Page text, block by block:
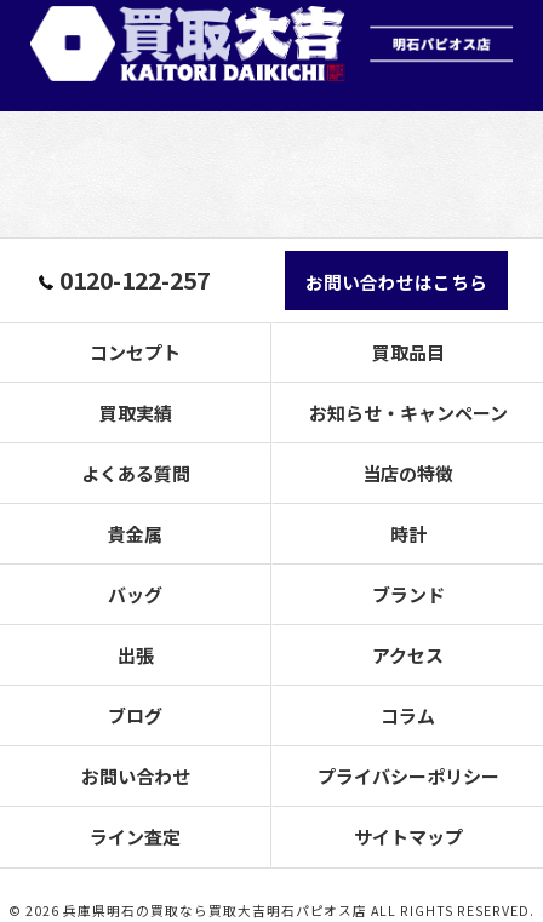
0120-122-257 お問い合わせはこちら
コンセプト 買取品目
買取実績 お知らせ・キャンペーン
よくある質問 当店の特徴
貴金属 時計
バッグ ブランド
出張 アクセス
ブログ コラム
お問い合わせ プライバシーポリシー
ライン査定 サイトマップ
© 2026 兵庫県明石の買取なら買取大吉明石パピオス店 ALL RIGHTS RESERVED.